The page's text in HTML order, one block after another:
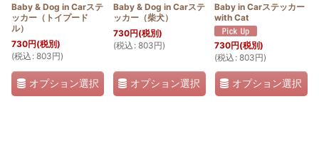
Baby & Dog in Carステ
ッカー（トイプード
ル）
730円(税別)
(税込 : 803円)
オプション選択
Baby & Dog in Carステ
ッカー（柴犬）
730円(税別)
(税込 : 803円)
オプション選択
Baby in Carステッカー
with Cat
730円(税別)
(税込 : 803円)
オプション選択